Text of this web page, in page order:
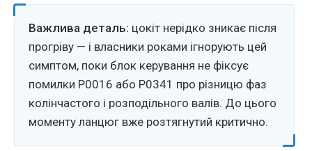
Важлива деталь: цокiт нерiдко зникає пiсля
прогрiву — i власники роками ігнорують цей
симптом, поки блок керування не фiксує
помилки P0016 або P0341 про рiзницю фаз
колiнчастого i розподiльного валiв. До цього
моменту ланцюг вже розтягнутий критично.